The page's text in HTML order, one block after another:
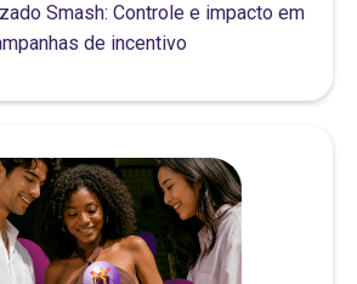
Smash: Controle e impacto em
de incentivo